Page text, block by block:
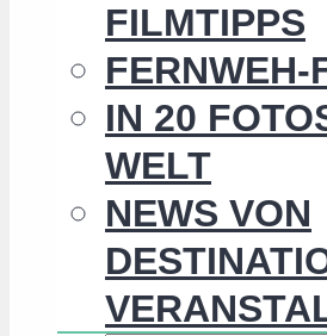
FILMTIPPS
FERNWEH-
IN 20
WELT
NEWS VON